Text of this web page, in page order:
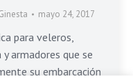
mayo 24, 2017
para veleros,
armadores que se
su embarcación